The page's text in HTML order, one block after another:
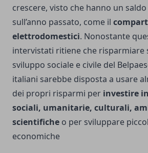
crescere, visto che hanno un
sull’anno passato, come il
elettrodomestici. Nonostante
intervistati ritiene che risparmiare
sviluppo sociale e civile del
italiani sarebbe disposta a usare
dei propri risparmi per investire
sociali, umanitarie, culturali,
scientifiche o per sviluppare
economiche